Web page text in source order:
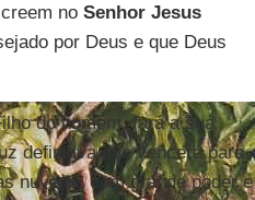
no Senhor Jesus
por Deus e que Deus
do homem, fará a sua
definitiva que vencerá para
nuvens, com grande poder e